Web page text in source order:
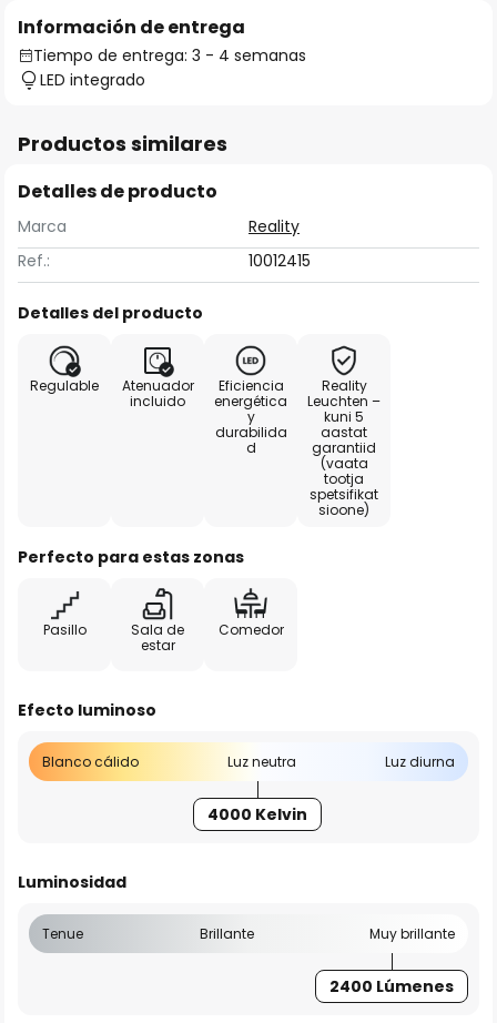
Información de entrega
Tiempo de entrega: 3 - 4 semanas
LED integrado
Productos similares
Detalles de producto
Marca
Reality
Ref.:
10012415
Detalles del producto
Regulable
Atenuador
incluido
Eficiencia
energética
y
durabilida
d
Reality
Leuchten –
kuni 5
aastat
garantiid
(vaata
tootja
spetsifikat
sioone)
Perfecto para estas zonas
Pasillo
Sala de
estar
Comedor
Efecto luminoso
Blanco cálido Luz neutra Luz diurna
4000 Kelvin
Luminosidad
Tenue Brillante Muy brillante
2400 Lúmenes